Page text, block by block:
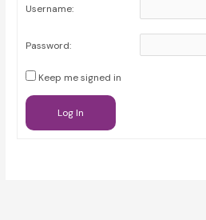
Username:
Password:
Keep me signed in
Log In